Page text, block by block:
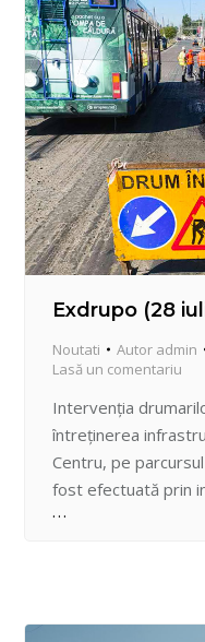
Exdrupo (28
Noutati Autor admin
Lasă un comentariu
Intervenția
întreținerea
Centru, pe
fost efectuată prin
variatelor lucrări în
stratului de piatră